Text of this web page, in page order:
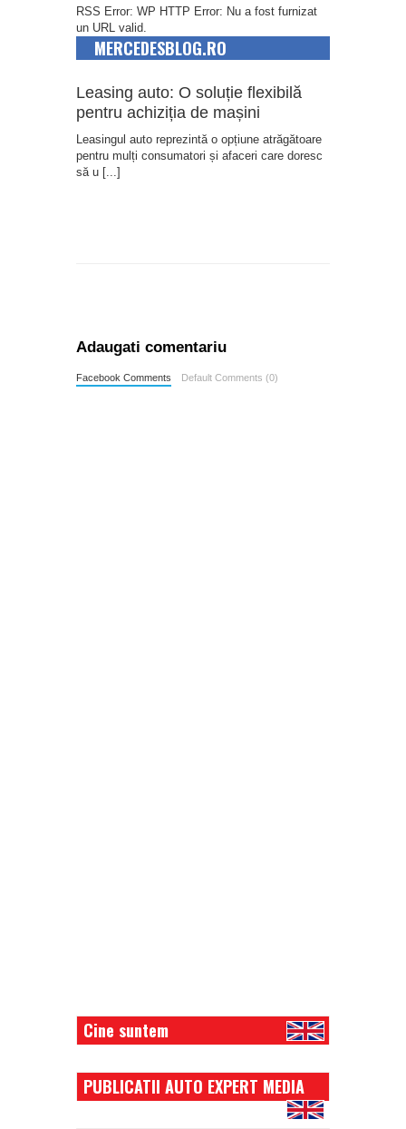
RSS Error: WP HTTP Error: Nu a fost furnizat
un URL valid.
MERCEDESBLOG.RO
Leasing auto: O soluție flexibilă
pentru achiziția de mașini
Leasingul auto reprezintă o opțiune atrăgătoare
pentru mulți consumatori și afaceri care doresc
să u [...]
Adaugati comentariu
Facebook Comments Default Comments (0)
Cine suntem
PUBLICATII AUTO EXPERT MEDIA